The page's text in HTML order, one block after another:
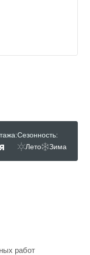
Сезонность:
Лето
Зима
работ